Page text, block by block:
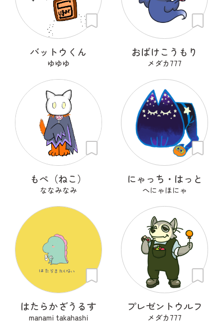
バットウくん
ゆゆゆ
おばけこうもり
メダカ777
もぺ（ねこ）
ななみなみ
にゃっち・はっと
へにゃほにゃ
はたらかざうるす
manami takahashi
プレゼントウルフ
メダカ777